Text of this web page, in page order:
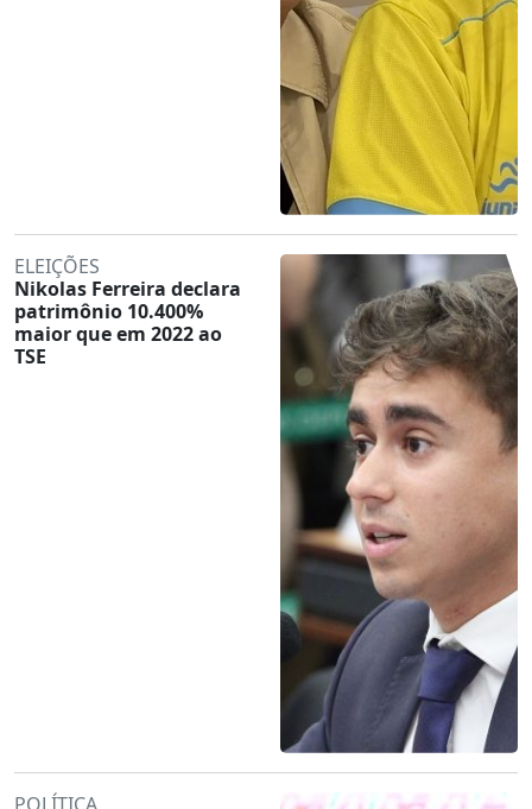
ELEIÇÕES
Nikolas Ferreira declara
patrimônio 10.400%
maior que em 2022 ao
TSE